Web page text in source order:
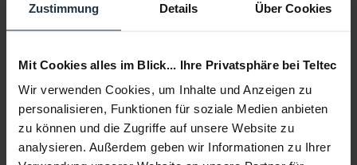
Zustimmung Details Über Cookies
Mit Cookies alles im Blick... Ihre Privatsphäre bei Teltec
Wir verwenden Cookies, um Inhalte und Anzeigen zu
personalisieren, Funktionen für soziale Medien anbieten
zu können und die Zugriffe auf unsere Website zu
analysieren. Außerdem geben wir Informationen zu Ihrer
Consultation
Media
Manufacturer & Product Safety Information
Folgende Infos zum Hersteller sind verfübar......